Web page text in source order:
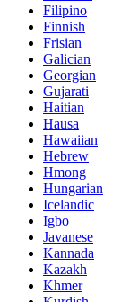
Filipino
Finnish
Frisian
Galician
Georgian
Gujarati
Haitian
Hausa
Hawaiian
Hebrew
Hmong
Hungarian
Icelandic
Igbo
Javanese
Kannada
Kazakh
Khmer